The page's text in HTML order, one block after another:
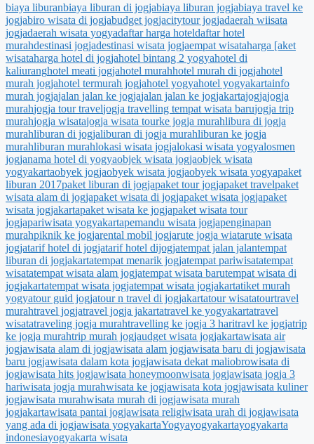
biaya liburanbiaya liburan di jogjabiaya liburan jogjabiaya travel ke
jogjabiro wisata di jogjabudget jogjacitytour jogjadaerah wiisata
jogjadaerah wisata yogyadaftar harga hoteldaftar hotel
murahdestinasi jogjadestinasi wisata jogjaempat wisataharga [aket
wisataharga hotel di jogjahotel bintang 2 yogyahotel di
kaliuranghotel meati jogjahotel murahhotel murah di jogjahotel
murah jogjahotel termurah jogjahotel yogyahotel yogyakartainfo
murah jogjajalan jalan ke jogjajalan jalan ke jogjakartajogjajogja
murahjogja tour traveljogja travelling tempat wisata barujogja trip
murahjogja wisatajogja wisata tourke jogja murahlibura di jogja
murahliburan di jogjaliburan di jogja murahliburan ke jogja
murahliburan murahlokasi wisata jogjalokasi wisata yogyalosmen
jogjanama hotel di yogyaobjek wisata jogjaobjek wisata
yogyakartaobyek jogjaobyek wisata jogjaobyek wisata yogyapaket
liburan 2017paket liburan di jogjapaket tour jogjapaket travelpaket
wisata alam di jogjapaket wisata di jogjapaket wisata jogjapaket
wisata jogjakartapaket wisata ke jogjapaket wisata tour
jogjapariwisata yogyakartapemandu wisata jogjapenginapan
murahpiknik ke jogjarental mobil jogjarute jogja wiatarute wisata
jogjatarif hotel di jogjatarif hotel dijogjatempat jalan jalantempat
liburan di jogjakartatempat menarik jogjatempat pariwisatatempat
wisatatempat wisata alam jogjatempat wisata barutempat wisata di
jogjakartatempat wisata jogjatempat wisata jogjakartatiket murah
yogyatour guid jogjatour n travel di jogjakartatour wisatatourtravel
murahtravel jogjatravel jogja jakartatravel ke yogyakartatravel
wisatatraveling jogja murahtravelling ke jogja 3 haritravl ke jogjatrip
ke jogja murahtrip murah jogjaudget wisata jogjakartawisata air
jogjawisata alam di jogjawisata alam jogjawisata baru di jogjawisata
baru jogjawisata dalam kota jogjawisata dekat maliobrowisata di
jogjawisata hits jogjawisata honeymoonwisata jogjawisata jogja 3
hariwisata jogja murahwisata ke jogjawisata kota jogjawisata kuliner
jogjawisata murahwisata murah di jogjawisata murah
jogjakartawisata pantai jogjawisata religiwisata urah di jogjawisata
yang ada di jogjawisata yogyakartaYogyayogyakartayogyakarta
indonesiayogyakarta wisata